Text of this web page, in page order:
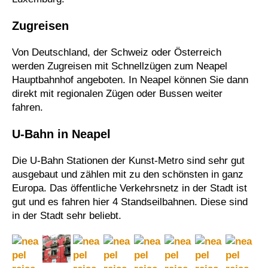
Zugreisen
Von Deutschland, der Schweiz oder Österreich
werden Zugreisen mit Schnellzügen zum Neapel
Hauptbahnhof angeboten. In Neapel können Sie dann
direkt mit regionalen Zügen oder Bussen weiter
fahren.
U-Bahn in Neapel
Die U-Bahn Stationen der Kunst-Metro sind sehr gut
ausgebaut und zählen mit zu den schönsten in ganz
Europa. Das öffentliche Verkehrsnetz in der Stadt ist
gut und es fahren hier 4 Standseilbahnen. Diese sind
in der Stadt sehr beliebt.